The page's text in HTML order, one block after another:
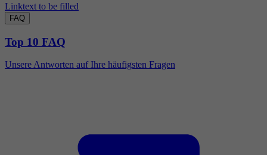
Linktext to be filled
FAQ
Top 10 FAQ
Unsere Antworten auf Ihre häufigsten Fragen